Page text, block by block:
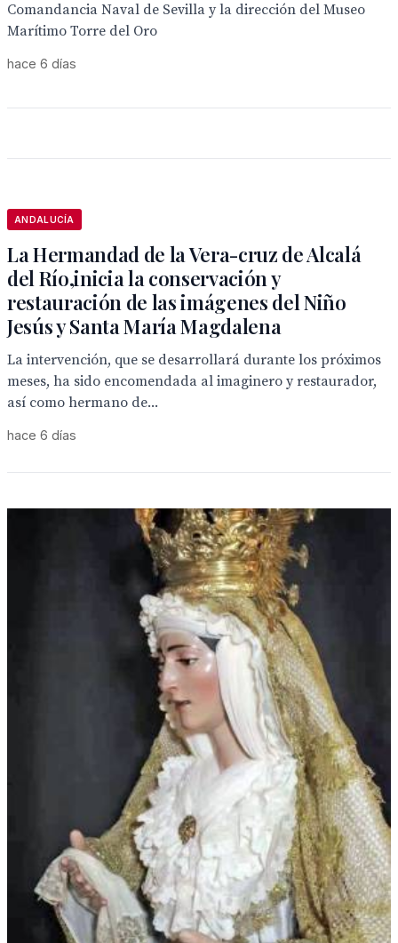
Comandancia Naval de Sevilla y la dirección del Museo
Marítimo Torre del Oro
hace 6 días
ANDALUCÍA
La Hermandad de la Vera-cruz de Alcalá
del Río,inicia la conservación y
restauración de las imágenes del Niño
Jesús y Santa María Magdalena
La intervención, que se desarrollará durante los próximos
meses, ha sido encomendada al imaginero y restaurador,
así como hermano de...
hace 6 días